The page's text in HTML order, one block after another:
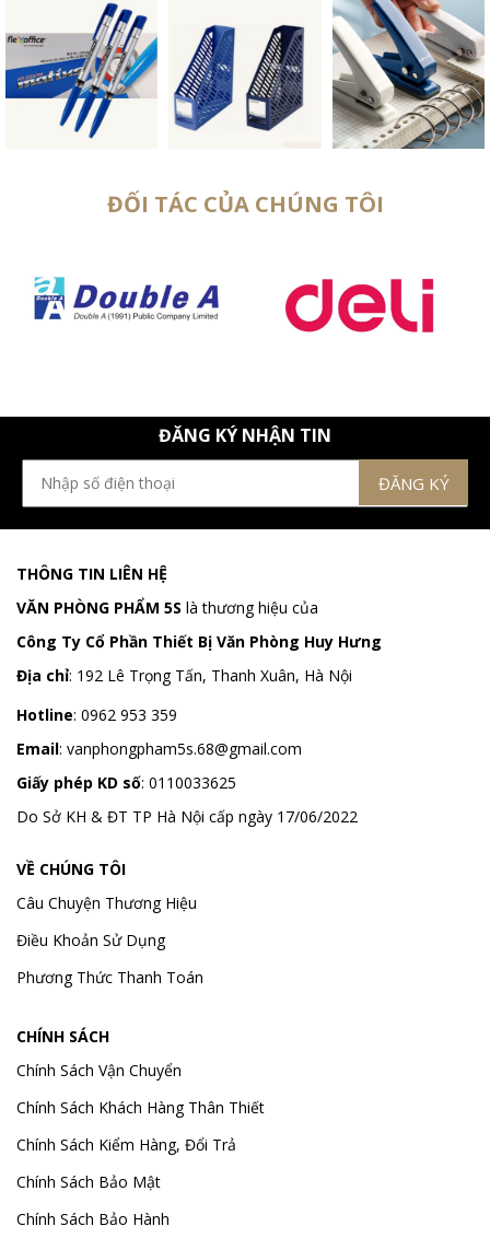
ĐỐI TÁC CỦA CHÚNG TÔI
ĐĂNG KÝ NHẬN TIN
THÔNG TIN LIÊN HỆ
VĂN PHÒNG PHẨM 5S là thương hiệu của
Công Ty Cổ Phần Thiết Bị Văn Phòng Huy Hưng
Địa chỉ: 192 Lê Trọng Tấn, Thanh Xuân, Hà Nội
Hotline: 0962 953 359
Email: vanphongpham5s.68@gmail.com
Giấy phép KD số: 0110033625
Do Sở KH & ĐT TP Hà Nội cấp ngày 17/06/2022
VỀ CHÚNG TÔI
Câu Chuyện Thương Hiệu
Điều Khoản Sử Dụng
Phương Thức Thanh Toán
CHÍNH SÁCH
Chính Sách Vận Chuyển
Chính Sách Khách Hàng Thân Thiết
Chính Sách Kiểm Hàng, Đổi Trả
Chính Sách Bảo Mật
Chính Sách Bảo Hành